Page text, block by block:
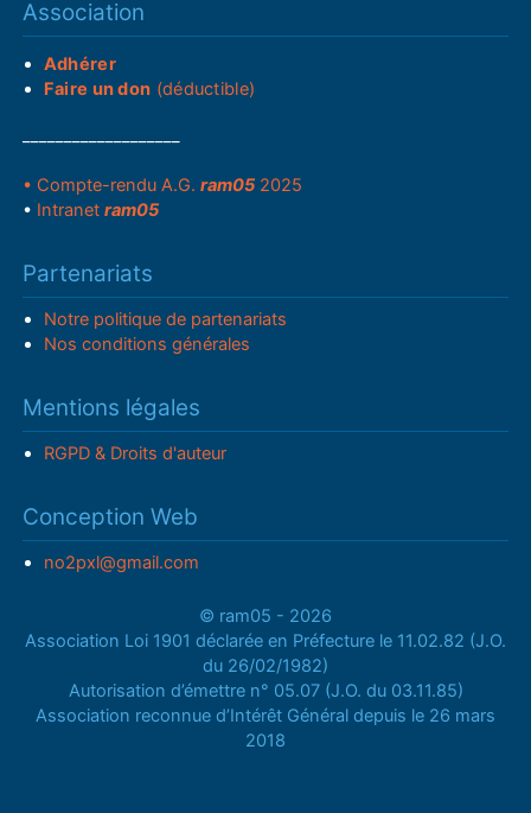
Association
Adhérer
Faire un don (déductible)
• Compte-rendu A.G.ram05 2025
• Intranetram05
Partenariats
Notre politique de partenariats
Nos conditions générales
Mentions légales
RGPD & Droits d'auteur
Conception Web
no2pxl@gmail.com
© ram05 - 2026
Association Loi 1901 déclarée en Préfecture le 11.02.82 (J.O.
du 26/02/1982)
Autorisation d’émettre n° 05.07 (J.O. du 03.11.85)
Association reconnue d’Intérêt Général depuis le 26 mars
2018